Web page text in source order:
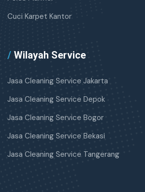
Cuci Karpet Kantor
/ Wilayah Service
Jasa Cleaning Service Jakarta
Jasa Cleaning Service Depok
Jasa Cleaning Service Bogor
Jasa Cleaning Service Bekasi
Jasa Cleaning Service Tangerang